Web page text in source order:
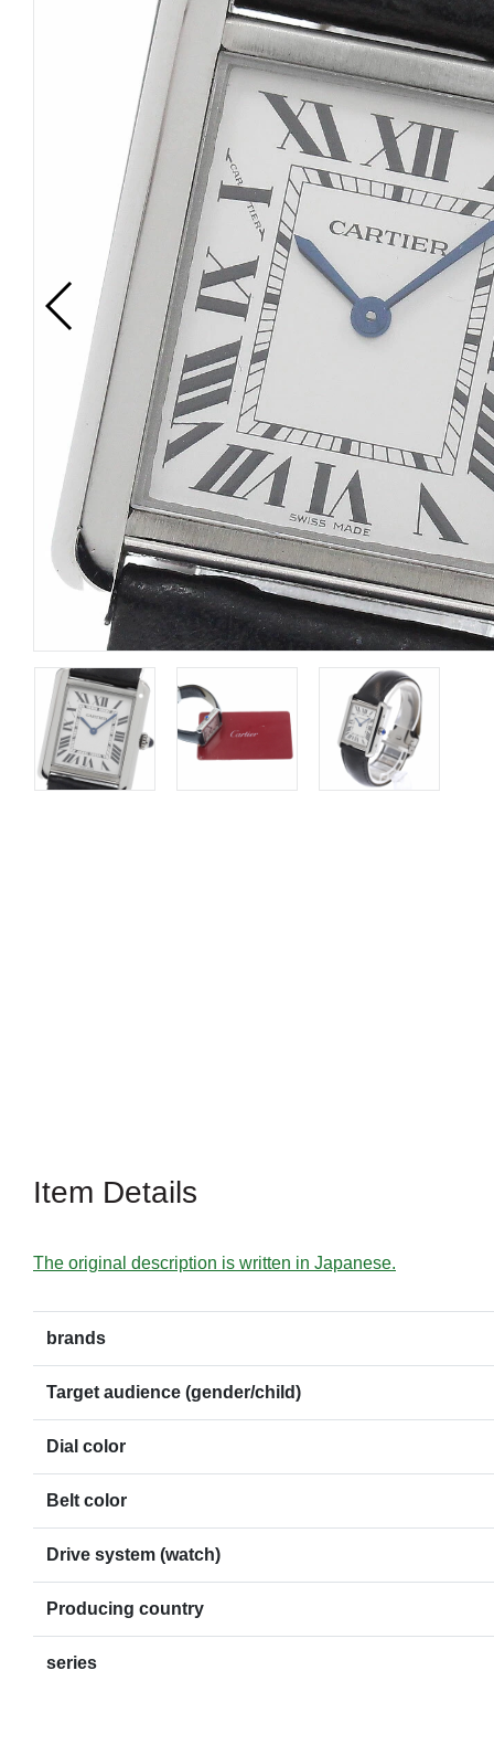
Item Details
The original description is written in Japanese.
brands
Target audience (gender/child)
Dial color
Belt color
Drive system (watch)
Producing country
series